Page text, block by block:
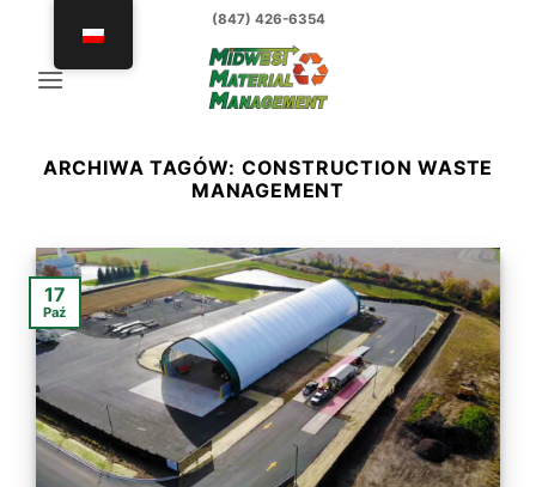
treści
(847) 426-6354
ARCHIWA TAGÓW: CONSTRUCTION WASTE
MANAGEMENT
17
Paź